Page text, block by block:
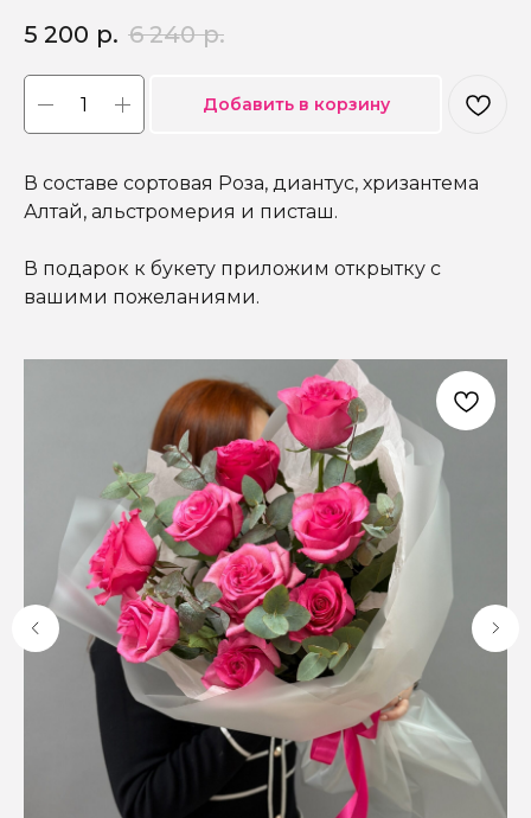
5 200 р. 6 240 р.
Добавить в корзину
В составе сортовая Роза, диантус, хризантема
Алтай, альстромерия и писташ.
В подарок к букету приложим открытку с
вашими пожеланиями.